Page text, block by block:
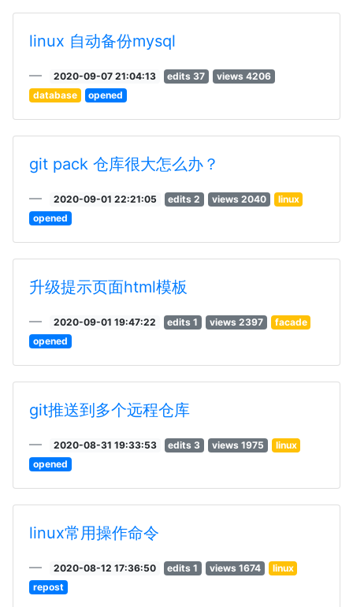
linux 自动备份mysql
2020-09-07 21:04:13 edits 37
views 4206
database
opened
git pack 仓库很大怎么办？
2020-09-01 22:21:05 edits 2 views 2040
linux
opened
升级提示页面html模板
2020-09-01 19:47:22 edits 1 views 2397
facade
opened
git推送到多个远程仓库
2020-08-31 19:33:53 edits 3 views 1975
linux
opened
linux常用操作命令
2020-08-12 17:36:50 edits 1 views 1674
linux
repost